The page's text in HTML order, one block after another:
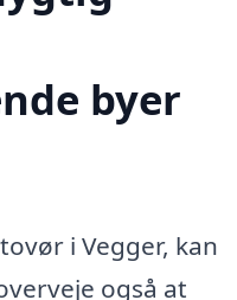
byer
i Vegger, kan
også at